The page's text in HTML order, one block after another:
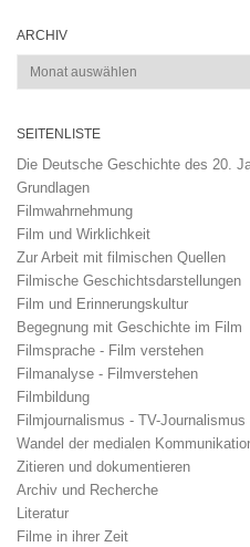
ARCHIV
Archiv
SEITENLISTE
Die Deutsche Geschichte des 20.
Grundlagen
Filmwahrnehmung
Film und Wirklichkeit
Zur Arbeit mit filmischen Quellen
Filmische Geschichtsdarstellungen
Film und Erinnerungskultur
Begegnung mit Geschichte im Film
Filmsprache - Film verstehen
Filmanalyse - Filmverstehen
Filmbildung
Filmjournalismus - TV-
Wandel der medialen
Zitieren und dokumentieren
Archiv und Recherche
Literatur
Filme in ihrer Zeit